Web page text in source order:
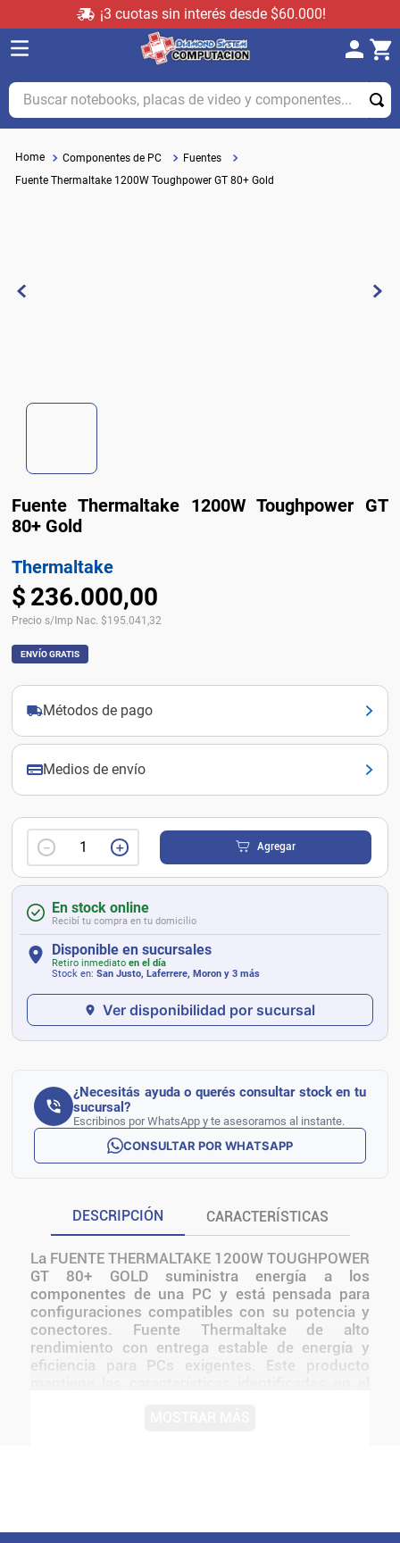
¡3 cuotas sin interés desde $60.000!
Buscar notebooks, placas de video y componentes...
Componentes de PC
Fuentes
Fuente Thermaltake 1200W Toughpower GT 80+ Gold
Fuente Thermaltake 1200W Toughpower GT
80+ Gold
Thermaltake
$ 236.000,00
Precio s/Imp Nac. $195.041,32
ENVÍO GRATIS
Métodos de pago
Medios de envío
＋
－ Agregar
En stock online
Recibí tu compra en tu domicilio
Disponible en sucursales
Retiro inmediato en el día
Stock en: San Justo, Laferrere, Moron y 3 más
Ver disponibilidad por sucursal
¿Necesitás ayuda o querés consultar stock en tu
sucursal?
Escribinos por WhatsApp y te asesoramos al instante.
CONSULTAR POR WHATSAPP
DESCRIPCIÓN CARACTERÍSTICAS
La FUENTE THERMALTAKE 1200W TOUGHPOWER
GT 80+ GOLD suministra energía a los
componentes de una PC y está pensada para
configuraciones compatibles con su potencia y
conectores. Fuente Thermaltake de alto
rendimiento con entrega estable de energía y
eficiencia para PCs exigentes. Este producto